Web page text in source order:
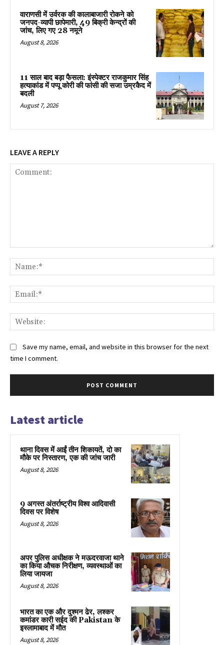
वाराणसी में उर्वरक की कालाबाजारी रोकने को
जनपद-व्यापी छापेमारी, 49 बिक्री केन्द्रों की
जांच, लिए गए 28 नमूने
August 8, 2026
11 साल बाद बड़ा फैसला: इंस्पेक्टर राजकुमार सिंह
हत्याकांड में पप्पू कोरी की फांसी की सजा उम्रकैद में
बदली
August 7, 2026
LEAVE A REPLY
Save my name, email, and website in this browser for the next
time I comment.
Latest article
थाना दिवस में आईं तीन शिकायतें, दो का
मौके पर निस्तारण, एक की जांच जारी
August 8, 2026
9 अगस्त अंतर्राष्ट्रीय विश्व आदिवासी
दिवस पर विशेष
August 8, 2026
अपर पुलिस अधीक्षक ने मऊदरवाजा थाने
का किया औचक निरीक्षण, व्यवस्थाओं का
लिया जायजा
August 8, 2026
भारत का एक और दुश्मन ढेर, लश्कर
कमांडर कारी सईद की Pakistan के
इस्लामाबाद में मौत
August 8, 2026